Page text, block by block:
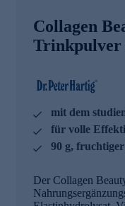
Collagen
Trinkpulver
mit dem
für volle
90 g,
Der Collagen